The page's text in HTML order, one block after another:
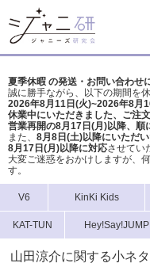
夏季休暇 の発送・お問い合わせ
誠に勝手ながら、以下の期間を
2026年8月11日(火)~2026年8月
休業中にいただきました、ご注
営業再開の8月17日(月)以降、順
また、 8月8日(土)以降にいただい
8月17日(月)以降に対応させてい
大変ご迷惑をおかけしますが、
す。
V6 KinKi Kids
KAT-TUN Hey!Say!JUMP
山田涼介に関する小ネ